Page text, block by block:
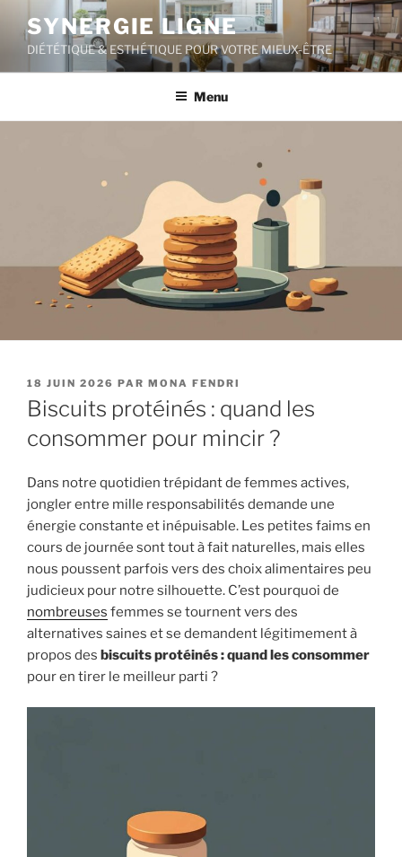
contenu
principal
SYNERGIE LIGNE
DIÉTÉTIQUE & ESTHÉTIQUE POUR VOTRE MIEUX-ÊTRE
Menu
PUBLIÉ
LE
18 JUIN 2026 PAR MONA FENDRI
Biscuits protéinés : quand les
consommer pour mincir ?
Dans notre quotidien trépidant de femmes actives,
jongler entre mille responsabilités demande une
énergie constante et inépuisable. Les petites faims en
cours de journée sont tout à fait naturelles, mais elles
nous poussent parfois vers des choix alimentaires peu
judicieux pour notre silhouette. C’est pourquoi de
nombreuses femmes se tournent vers des
alternatives saines et se demandent légitimement à
propos des biscuits protéinés : quand les consommer
pour en tirer le meilleur parti ?